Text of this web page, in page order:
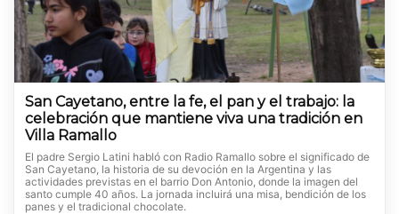
San Cayetano, entre la fe, el pan y el trabajo: la
celebración que mantiene viva una tradición en
Villa Ramallo
El padre Sergio Latini habló con Radio Ramallo sobre el significado de
San Cayetano, la historia de su devoción en la Argentina y las
actividades previstas en el barrio Don Antonio, donde la imagen del
santo cumple 40 años. La jornada incluirá una misa, bendición de los
panes y el tradicional chocolate.